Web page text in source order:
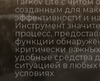
созданным для
эффективности и
Инструмент
процесс,
функции
критически важных
удобные средства
ситуацией в любых
условиях.